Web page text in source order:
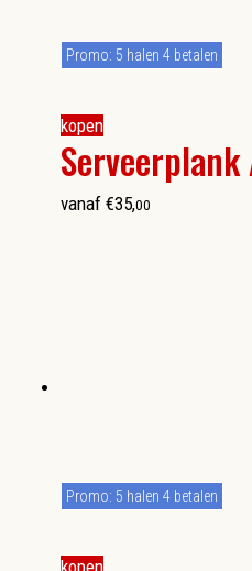
kopen
Promo: 5 halen 4 betalen
vanaf €35,00
kopen
Promo: 5 halen 4 betalen